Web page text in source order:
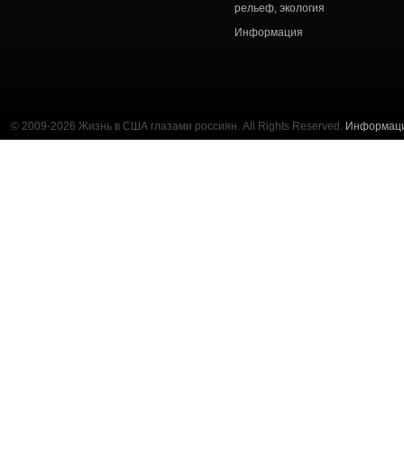
рельеф, экология
Информация
© 2009-2026 Жизнь в США глазами россиян. All Rights Reserved.